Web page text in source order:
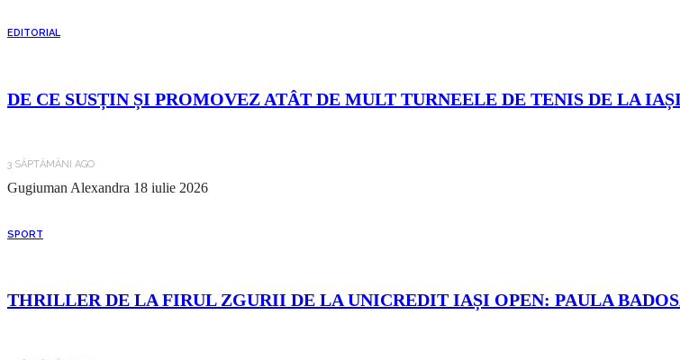
EDITORIAL
DE CE SUSȚIN ȘI PROMOVEZ ATÂT DE MULT TURNEELE DE TENIS DE LA IAȘI
3 SĂPTĂMÂNI AGO
Gugiuman Alexandra 18 iulie 2026
SPORT
THRILLER DE LA FIRUL ZGURII DE LA UNICREDIT IAȘI OPEN: PAULA